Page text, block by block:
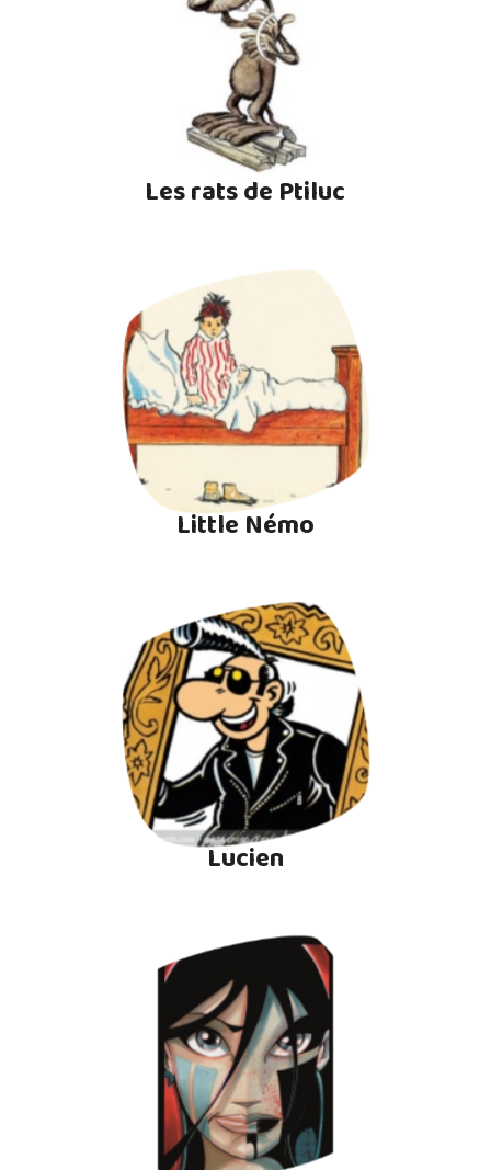
Les rats de Ptiluc
Little Némo
Lucien